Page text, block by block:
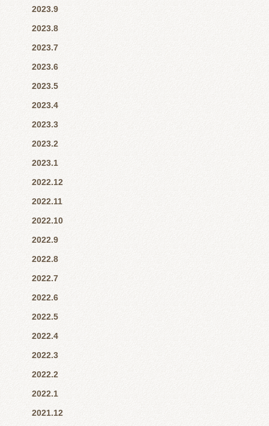
2023.9
2023.8
2023.7
2023.6
2023.5
2023.4
2023.3
2023.2
2023.1
2022.12
2022.11
2022.10
2022.9
2022.8
2022.7
2022.6
2022.5
2022.4
2022.3
2022.2
2022.1
2021.12